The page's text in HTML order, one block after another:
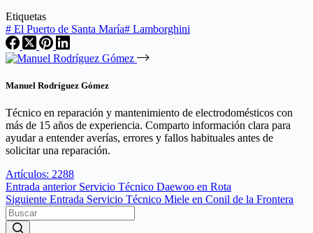
Etiquetas
# El Puerto de Santa María# Lamborghini
Manuel Rodríguez Gómez
Técnico en reparación y mantenimiento de electrodomésticos con
más de 15 años de experiencia. Comparto información clara para
ayudar a entender averías, errores y fallos habituales antes de
solicitar una reparación.
Artículos: 2288
Entrada anterior Servicio Técnico Daewoo en Rota
Siguiente Entrada Servicio Técnico Miele en Conil de la Frontera